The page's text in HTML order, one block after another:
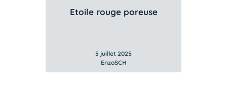
Etoile rouge poreuse
5 juillet 2025
EnzoSCH